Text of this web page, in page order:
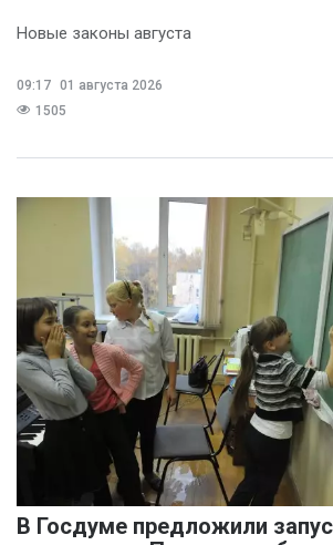
Новые законы августа
09:17 01 августа 2026
1505
В Госдуме предложили